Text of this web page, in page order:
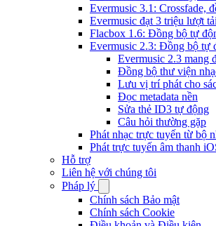
Evermusic 3.1: Crossfade,
Evermusic đạt 3 triệu lượt
Flacbox 1.6: Đồng bộ tự
Evermusic 2.3: Đồng bộ tự
Evermusic 2.3 mang
Đồng bộ thư viện
Lưu vị trí phát cho
Đọc metadata nền
Sửa thẻ ID3 tự động
Câu hỏi thường gặp
Phát nhạc trực tuyến từ bộ
Phát trực tuyến âm thanh
Hỗ trợ
Liên hệ với chúng tôi
Pháp lý
Chính sách Bảo mật
Chính sách Cookie